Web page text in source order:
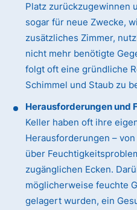
Platz zurückzugewinnen
sogar für neue Zwecke,
zusätzliches Zimmer,
nicht mehr benötigte
folgt oft eine gründliche
Schimmel und Staub zu
Herausforderungen und
Keller haben oft ihre
Herausforderungen –
über
zugänglichen Ecken.
möglicherweise feuchte
gelagert wurden, ein